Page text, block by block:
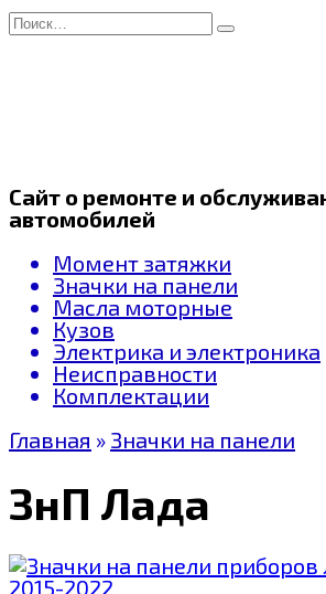
Перейти
к
Search
for:
Сайт о ремонте и
автомобилей
Момент затяжки
Значки на панели
Масла моторные
Кузов
Электрика и электроника
Неисправности
Комплектации
Главная » Значки на панели
ЗнП Лада